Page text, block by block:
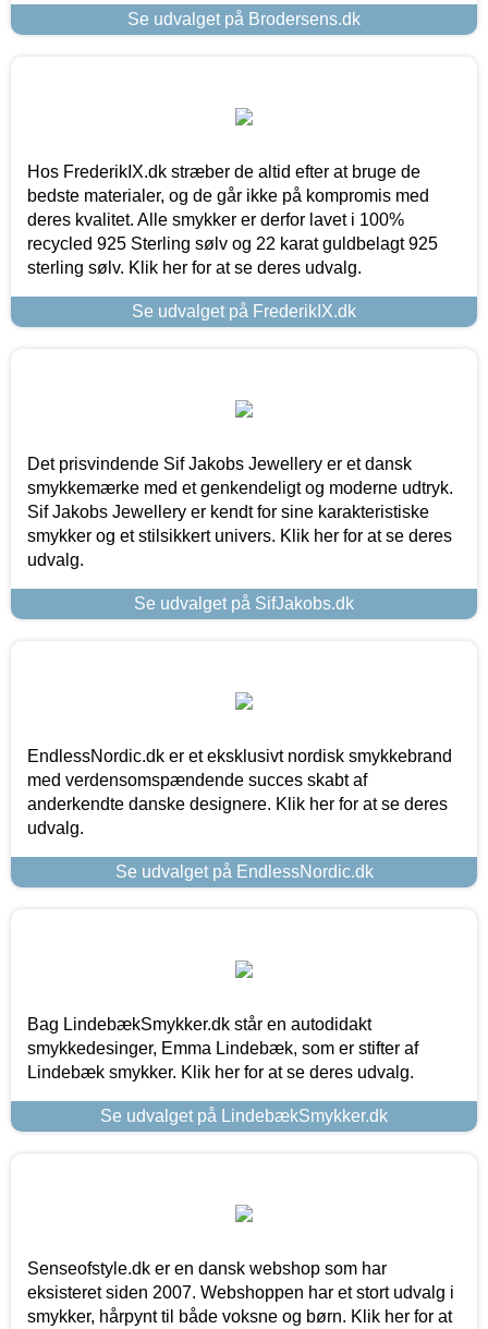
Se udvalget på Brodersens.dk
Hos FrederikIX.dk stræber de altid efter at bruge de
bedste materialer, og de går ikke på kompromis med
deres kvalitet. Alle smykker er derfor lavet i 100%
recycled 925 Sterling sølv og 22 karat guldbelagt 925
sterling sølv. Klik her for at se deres udvalg.
Se udvalget på FrederikIX.dk
Det prisvindende Sif Jakobs Jewellery er et dansk
smykkemærke med et genkendeligt og moderne udtryk.
Sif Jakobs Jewellery er kendt for sine karakteristiske
smykker og et stilsikkert univers. Klik her for at se deres
udvalg.
Se udvalget på SifJakobs.dk
EndlessNordic.dk er et eksklusivt nordisk smykkebrand
med verdensomspændende succes skabt af
anderkendte danske designere. Klik her for at se deres
udvalg.
Se udvalget på EndlessNordic.dk
Bag LindebækSmykker.dk står en autodidakt
smykkedesinger, Emma Lindebæk, som er stifter af
Lindebæk smykker. Klik her for at se deres udvalg.
Se udvalget på LindebækSmykker.dk
Senseofstyle.dk er en dansk webshop som har
eksisteret siden 2007. Webshoppen har et stort udvalg i
smykker, hårpynt til både voksne og børn. Klik her for at